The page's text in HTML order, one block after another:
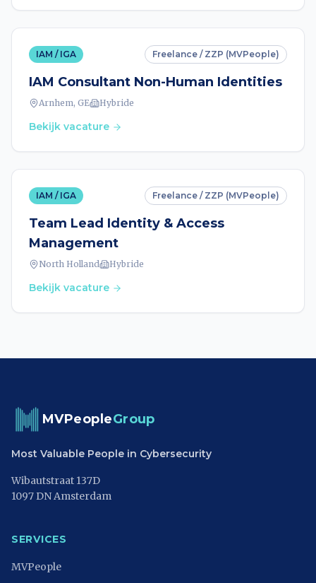
IAM / IGA Freelance / ZZP (MVPeople)
IAM Consultant Non-Human Identities
Arnhem, GE Hybride
Bekijk vacature
IAM / IGA Freelance / ZZP (MVPeople)
Team Lead Identity & Access
Management
North Holland Hybride
Bekijk vacature
MVPeopleGroup
Most Valuable People in Cybersecurity
Wibautstraat 137D
1097 DN Amsterdam
SERVICES
MVPeople